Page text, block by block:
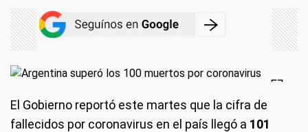
El Gobierno reportó este martes que la cifra de
fallecidos por coronavirus en el país llegó a 101